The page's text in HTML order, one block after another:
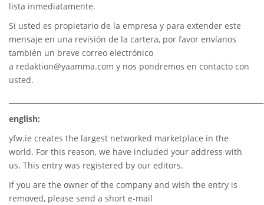
lista inmediatamente.
Si usted es propietario de la empresa y para extender este
mensaje en una revisión de la cartera, por favor envíanos
también un breve correo electrónico
a redaktion@yaamma.com y nos pondremos en contacto con
usted.
english:
yfw.ie creates the largest networked marketplace in the
world. For this reason, we have included your address with
us. This entry was registered by our editors.
If you are the owner of the company and wish the entry is
removed, please send a short e-mail